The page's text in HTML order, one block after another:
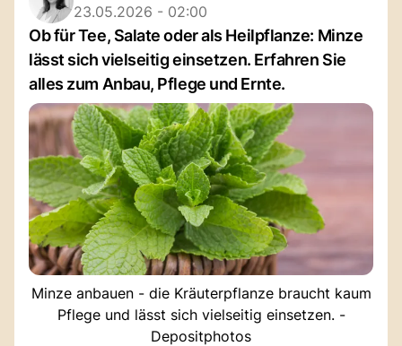
23.05.2026 - 02:00
Ob für Tee, Salate oder als Heilpflanze: Minze
lässt sich vielseitig einsetzen. Erfahren Sie
alles zum Anbau, Pflege und Ernte.
Minze anbauen - die Kräuterpflanze braucht kaum
Pflege und lässt sich vielseitig einsetzen. -
Depositphotos